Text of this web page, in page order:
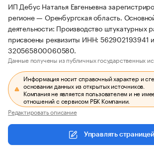
ИП Дебус Наталья Евгеньевна
регионе — Оренбургская область.
деятельности: Производство штукатурных
присвоены реквизиты ИНН: 562902193941
320565800060580.
Данные получены из публичных государственных
Информация носит справочный характер и
основании данных из открытых источников.
Компания не является пользователем и не
отношений с сервисом РБК Компании.
Редактировать описание
Управлять страницей